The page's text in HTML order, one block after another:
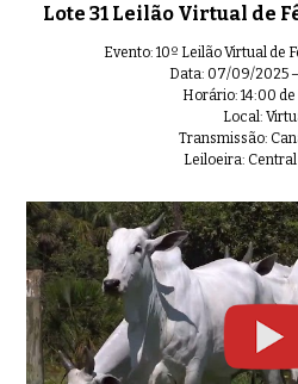
Lote 31 Leilão Virtual de
Evento: 10º Leilão Virtual de
Data: 07/09/2025
Horário: 14:00
Local:
Transmissão:
Leiloeira: